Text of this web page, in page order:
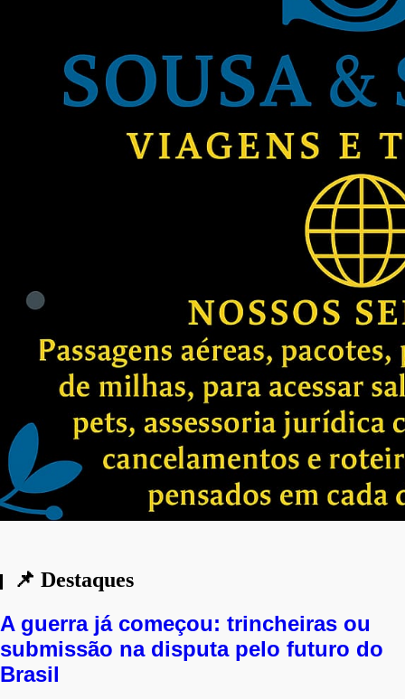
Dormindo com o inimigo: Enquanto a
aprofunda, a cooperação militar
continua intacta.
📌 Destaques
A guerra já começou: trincheiras ou
submissão na disputa pelo futuro do
Brasil